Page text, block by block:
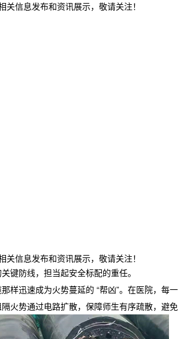
信息发布和资讯展示，敬请关注！
信息发布和资讯展示，敬请关注！
键防线，担当起安全标配的重任。​
迅速成为火势蔓延的 “帮凶”。在医院，
势通过电路扩散，保障师生有序疏散，避免